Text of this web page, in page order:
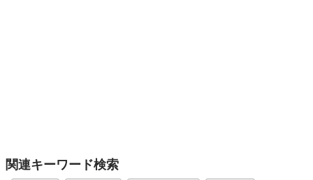
関連キーワード検索